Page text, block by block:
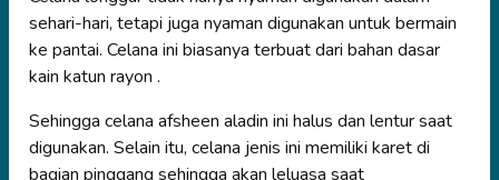
sehari-hari, tetapi juga nyaman digunakan untuk bermain
ke pantai. Celana ini biasanya terbuat dari bahan dasar
kain katun rayon .
Sehingga celana afsheen aladin ini halus dan lentur saat
digunakan. Selain itu, celana jenis ini memiliki karet di
bagian pinggang sehingga akan leluasa saat